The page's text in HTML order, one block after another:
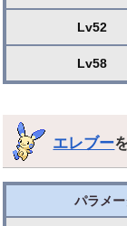
Lv52
Lv58
エレブー
パラメー